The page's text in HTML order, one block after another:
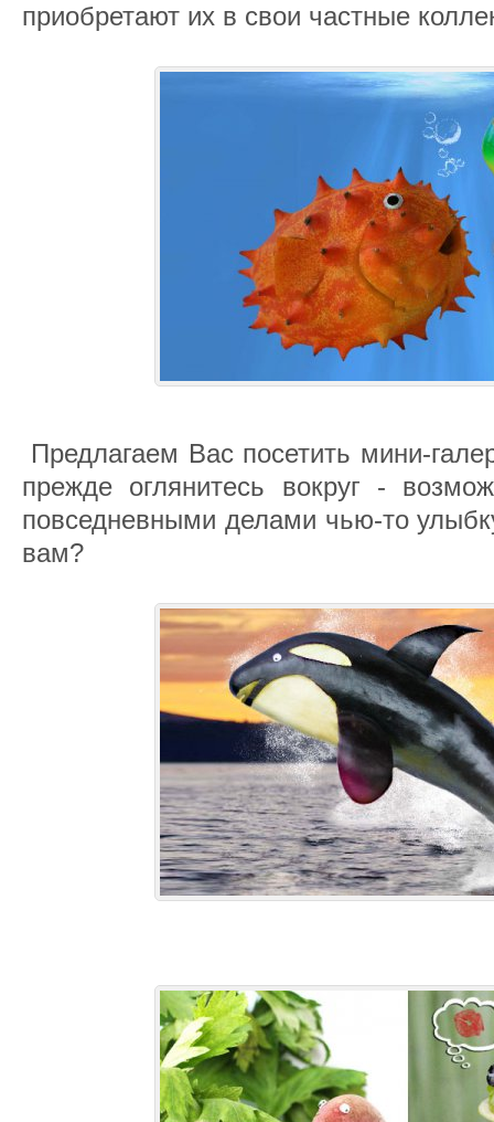
приобретают их в свои частные
Предлагаем Вас посетить мини-
прежде оглянитесь вокруг -
повседневными делами чью-то
вам?